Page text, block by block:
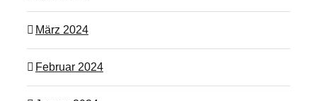
März 2024
Februar 2024